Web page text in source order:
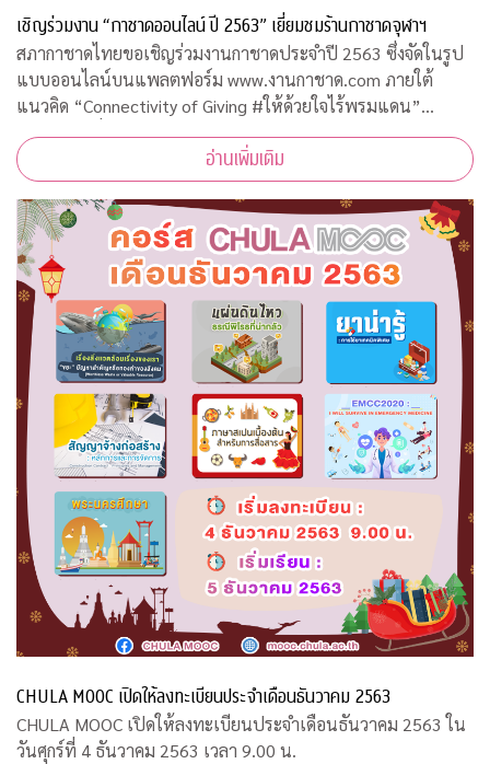
เชิญร่วมงาน “กาชาดออนไลน์ ปี 2563” เยี่ยมชมร้านกาชาดจุฬาฯ
สภากาชาดไทยขอเชิญร่วมงานกาชาดประจำปี 2563 ซึ่งจัดในรูป
แบบออนไลน์บนแพลตฟอร์ม www.งานกาชาด.com ภายใต้
แนวคิด “Connectivity of Giving #ให้ด้วยใจไร้พรมแดน”
ระหว่างวันที่ 19 – 29 ธันวาคม 2563 รายได้จากการจัดงานโดย
เสด็จพระราชกุศลบำรุงสภากาชาดไทย
อ่านเพิ่มเติม
CHULA MOOC เปิดให้ลงทะเบียนประจำเดือนธันวาคม 2563
CHULA MOOC เปิดให้ลงทะเบียนประจำเดือนธันวาคม 2563 ใน
วันศุกร์ที่ 4 ธันวาคม 2563 เวลา 9.00 น.